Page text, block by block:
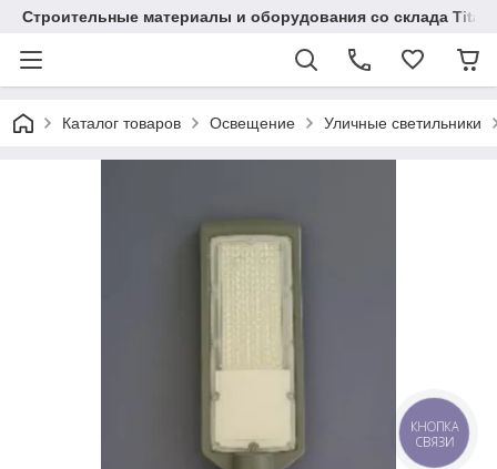
Строительные материалы и оборудования со склада
Каталог товаров Освещение Уличные светильники
КНОПКА
СВЯЗИ